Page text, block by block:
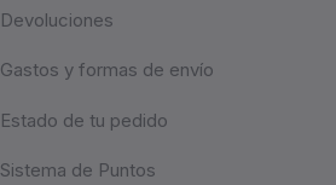
Devoluciones
Gastos y formas de envío
Estado de tu pedido
Sistema de Puntos